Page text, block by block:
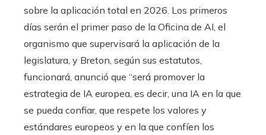
sobre la aplicación total en 2026. Los primeros
días serán el primer paso de la Oficina de AI, el
organismo que supervisará la aplicación de la
legislatura, y Breton, según sus estatutos,
funcionará, anunció que “será promover la
estrategia de IA europea, es decir, una IA en la que
se pueda confiar, que respete los valores y
estándares europeos y en la que confíen los